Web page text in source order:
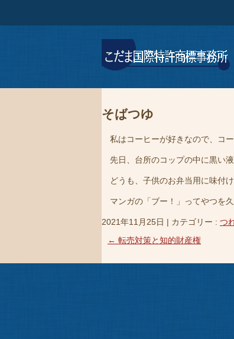
そばつゆ
私はコーヒーが好きなので、コ
先日、台所のコップの中に黒い
どうも、子供のお弁当用に味付
マンガの「ブー！」ってやつを
2021年11月25日 | カテゴリー : つ
← 転売対策と知的財産権